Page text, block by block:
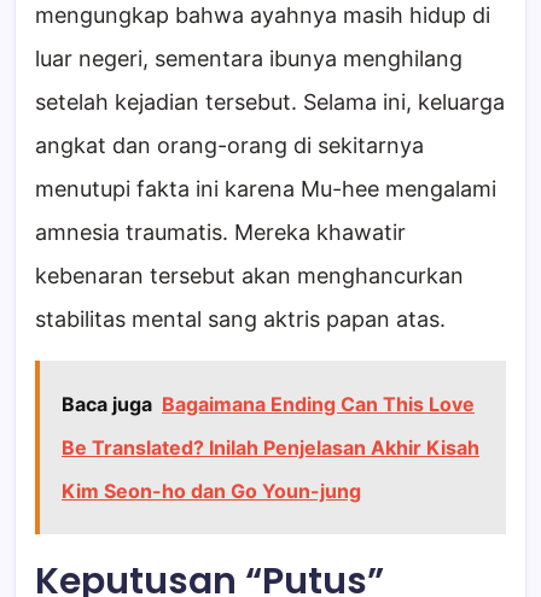
mengungkap bahwa ayahnya masih hidup di
luar negeri, sementara ibunya menghilang
setelah kejadian tersebut. Selama ini, keluarga
angkat dan orang-orang di sekitarnya
menutupi fakta ini karena Mu-hee mengalami
amnesia traumatis. Mereka khawatir
kebenaran tersebut akan menghancurkan
stabilitas mental sang aktris papan atas.
Baca juga Bagaimana Ending Can This Love
Be Translated? Inilah Penjelasan Akhir Kisah
Kim Seon-ho dan Go Youn-jung
Keputusan “Putus”